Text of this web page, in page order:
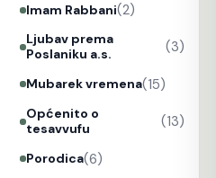
Imam Rabbani(2)
Ljubav prema
Poslaniku a.s.
(3)
Mubarek vremena(15)
Općenito o
tesavvufu
(13)
Porodica(6)